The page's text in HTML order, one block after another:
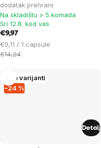
dodatak prehrani
Na skladištu > 5 komada
Sri 12.8. kod vas
€9,97
Cijena
mjere:
€0,11 / 1 capsule
€14,24
–24 %
Više varijanti
Detalj